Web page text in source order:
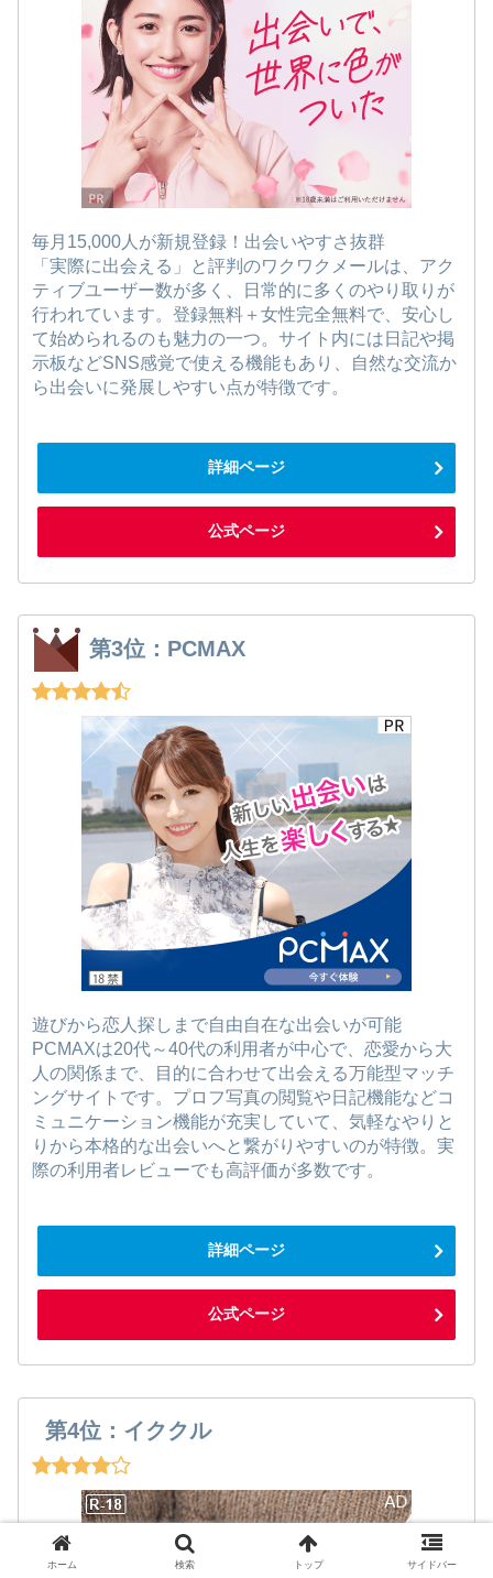
毎月15,000人が新規登録！出会いやすさ抜群
「実際に出会える」と評判のワクワクメールは、アク
ティブユーザー数が多く、日常的に多くのやり取りが
行われています。登録無料＋女性完全無料で、安心し
て始められるのも魅力の一つ。サイト内には日記や掲
示板などSNS感覚で使える機能もあり、自然な交流か
ら出会いに発展しやすい点が特徴です。
詳細ページ
公式ページ
第3位：PCMAX
遊びから恋人探しまで自由自在な出会いが可能
PCMAXは20代～40代の利用者が中心で、恋愛から大
人の関係まで、目的に合わせて出会える万能型マッチ
ングサイトです。プロフ写真の閲覧や日記機能などコ
ミュニケーション機能が充実していて、気軽なやりと
りから本格的な出会いへと繋がりやすいのが特徴。実
際の利用者レビューでも高評価が多数です。
詳細ページ
公式ページ
第4位：イククル
ホーム 検索 トップ サイドバー